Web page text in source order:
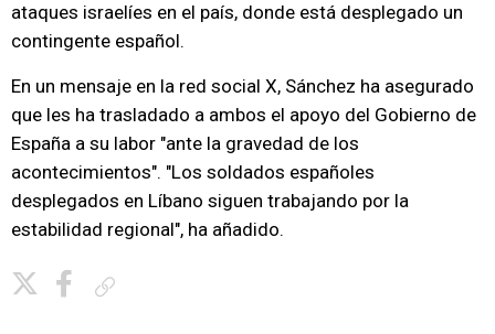
ataques israelíes en el país, donde está desplegado un
contingente español.
En un mensaje en la red social X, Sánchez ha asegurado
que les ha trasladado a ambos el apoyo del Gobierno de
España a su labor "ante la gravedad de los
acontecimientos". "Los soldados españoles
desplegados en Líbano siguen trabajando por la
estabilidad regional", ha añadido.